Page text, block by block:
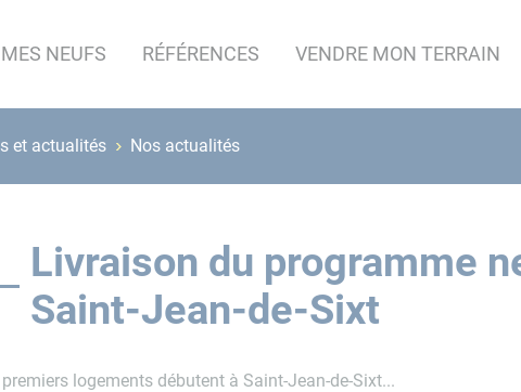
NEUFS RÉFÉRENCES VENDRE MON TERRAIN
et actualités Nos actualités
Livraison du programme
Saint-Jean-de-Sixt
logements débutent à Saint-Jean-de-Sixt...